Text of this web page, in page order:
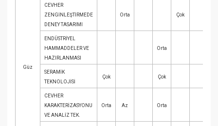
Güz
CEVHER
ZENGİNLEŞTİRMEDE
DENEY TASARIMI
Orta Çok
ENDÜSTRİYEL
HAMMADDELER VE
HAZIRLANMASI
Orta
SERAMİK
TEKNOLOJİSİ
Çok Çok
CEVHER
KARAKTERİZASYONU
VE ANALİZ TEK.
Orta Az Orta